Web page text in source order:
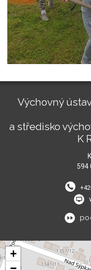
Výchovný
a středisko
K
594
+